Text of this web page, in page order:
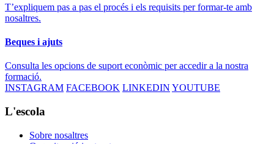
T’expliquem pas a pas el procés i els requisits per formar-te amb
nosaltres.
Beques i ajuts
Consulta les opcions de suport econòmic per accedir a la nostra
formació.
INSTAGRAM FACEBOOK LINKEDIN YOUTUBE
L'escola
Sobre nosaltres